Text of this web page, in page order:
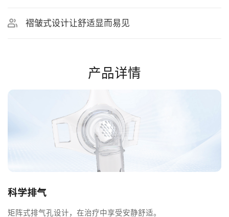
褶皱式设计让舒适显而易见
产品详情
科学排气
矩阵式排气孔设计，在治疗中享受安静舒适。